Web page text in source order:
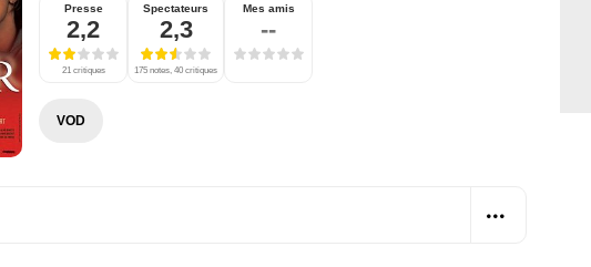
Presse
2,2
21 critiques
Spectateurs
2,3
175 notes, 40 critiques
Mes amis
--
VOD